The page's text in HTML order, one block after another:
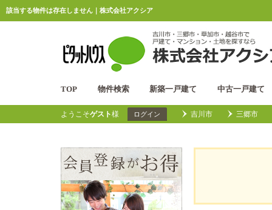
該当する物件は存在しません｜株式会社アクシア
TOP 物件検索 新築一戸建て 中古一戸建て
ようこそゲスト様 ログイン 吉川市 三郷市